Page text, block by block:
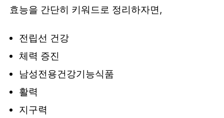
효능을 간단히 키워드로 정리하자면,
전립선 건강
체력 증진
남성전용건강기능식품
활력
지구력